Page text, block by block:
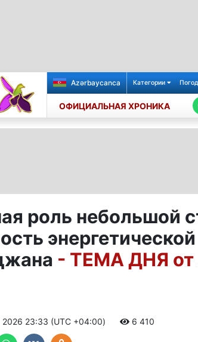
Azərbaycanca Категории
ОФИЦИАЛЬНАЯ ХРОНИКА
роль небольшой
- ТЕМА ДНЯ от
2026 23:33 (UTC +04:00) 6 410